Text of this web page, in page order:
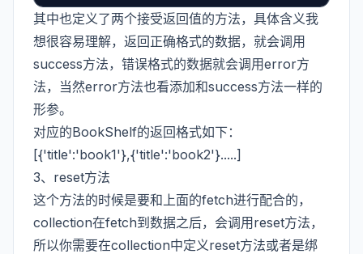
其中也定义了两个接受返回值的方法，具体含义我
想很容易理解，返回正确格式的数据，就会调用
success方法，错误格式的数据就会调用error方
法，当然error方法也看添加和success方法一样的
形参。
对应的BookShelf的返回格式如下：
[{'title':'book1'},{'title':'book2'}.....]
3、reset方法
这个方法的时候是要和上面的fetch进行配合的，
collection在fetch到数据之后，会调用reset方法，
所以你需要在collection中定义reset方法或者是绑